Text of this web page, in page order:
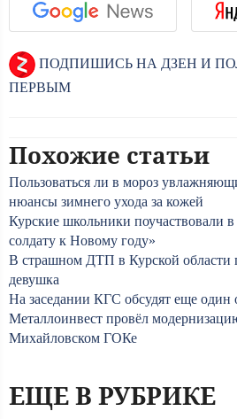
ПОДПИШИСЬ НА ДЗЕН И
ПЕРВЫМ
Похожие статьи
Пользоваться ли в мороз
нюансы зимнего ухода за кожей
Курские школьники поучаствовали
солдату к Новому году»
В страшном ДТП в Курской области
девушка
На заседании КГС обсудят еще один
Металлоинвест провёл
Михайловском ГОКе
ЕЩЕ В РУБРИКЕ